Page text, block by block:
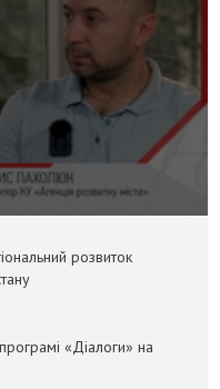
розвиток
«Діалоги» на